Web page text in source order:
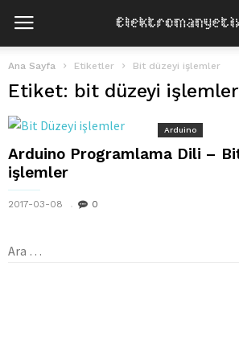
Ana Sayfa Etiketler Bit düzeyi işlemler
Etiket: bit düzeyi işlemler
Arduino
Arduino Programlama Dili –
işlemler
2017-03-08 0
Arama: